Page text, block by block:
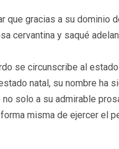
que gracias a su dominio
cervantina y saqué
se circunscribe al
natal, su nombre ha
solo a su admirable
misma de ejercer el